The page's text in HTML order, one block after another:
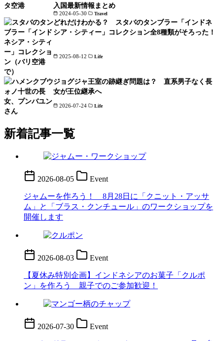
入国最新情報まとめ
2024-05-30 Travel
どれだけわかる？ スタバのタンブラー「インドネ
シア・シティー」コレクション全8種類がそろった！
2025-08-12 Life
ジョグジャ王室の跡継ぎ問題は？ 直系男子なく長
女が王位継承へ
2026-07-24 Life
新着記事一覧
2026-08-05 Event
ジャムーを作ろう！ 8月28日に「クニット・アッサ
ム」と「ブラス・クンチュール」のワークショップを
開催します
2026-08-03 Event
【夏休み特別企画】インドネシアのお菓子「クルポ
ン」を作ろう 親子でのご参加歓迎！
2026-07-30 Event